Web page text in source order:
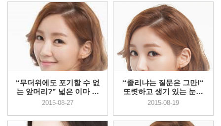
“무더위에도 포기할 수 없
는 앞머리?” 넓은 이마 콤
플렉...
2015-08-27
“졸리냐는 질문은 그만!“
또렷하고 생기 있는 눈매
만들기
2015-08-19